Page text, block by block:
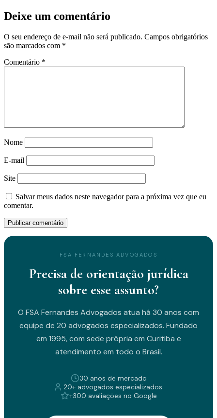
Deixe um comentário
O seu endereço de e-mail não será publicado. Campos obrigatórios
são marcados com *
Comentário *
Nome
E-mail
Site
Salvar meus dados neste navegador para a próxima vez que eu
comentar.
FSA FERNANDES ADVOGADOS
Precisa de orientação jurídica
sobre esse assunto?
O FSA Fernandes Advogados atua há 30 anos com
equipe de 20 advogados especializados. Fundado
em 1995, com sede própria em Curitiba e
atendimento em todo o Brasil.
30 anos de mercado
20+ advogados especializados
+300 avaliações no Google